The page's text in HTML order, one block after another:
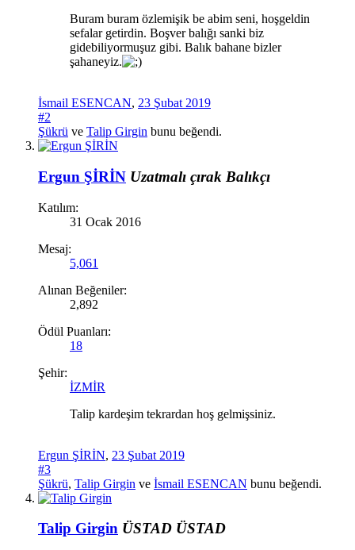
Buram buram özlemişik be abim seni, hoşgeldin
sefalar getirdin. Boşver balığı sanki biz
gidebiliyormuşuz gibi. Balık bahane bizler
şahaneyiz.
İsmail ESENCAN, 23 Şubat 2019
#2
Şükrü ve Talip Girgin bunu beğendi.
Ergun ŞİRİN Uzatmalı çırak Balıkçı
Katılım:
31 Ocak 2016
Mesaj:
5,061
Alınan Beğeniler:
2,892
Ödül Puanları:
18
Şehir:
İZMİR
Talip kardeşim tekrardan hoş gelmişsiniz.
Ergun ŞİRİN, 23 Şubat 2019
#3
Şükrü, Talip Girgin ve İsmail ESENCAN bunu beğendi.
Talip Girgin ÜSTAD ÜSTAD